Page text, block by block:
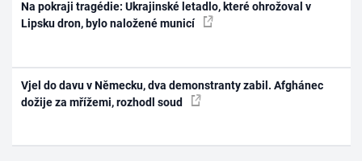
Na pokraji tragédie: Ukrajinské letadlo, které ohrožoval v
Lipsku dron, bylo naložené municí
Vjel do davu v Německu, dva demonstranty zabil. Afghánec
dožije za mřížemi, rozhodl soud